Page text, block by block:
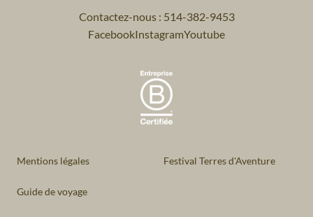
Contactez-nous : 514-382-9453
FacebookInstagramYoutube
Mentions légales Festival Terres d'Aventure
Guide de voyage